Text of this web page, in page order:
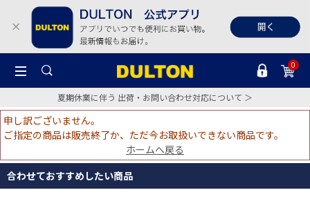
0
夏期休業に伴う 出荷・お問い合わせ対応について ＞
申し訳ございません。
ご指定の商品は販売終了か、ただ今お取扱いできない商品です。
ホームへ戻る
合わせておすすめしたい商品